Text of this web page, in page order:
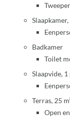
Badkamer
Toilet
Slaapvide,
Terras, 25
Open